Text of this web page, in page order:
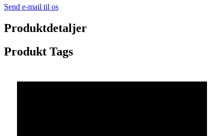
Send e-mail til os
Produktdetaljer
Produkt Tags